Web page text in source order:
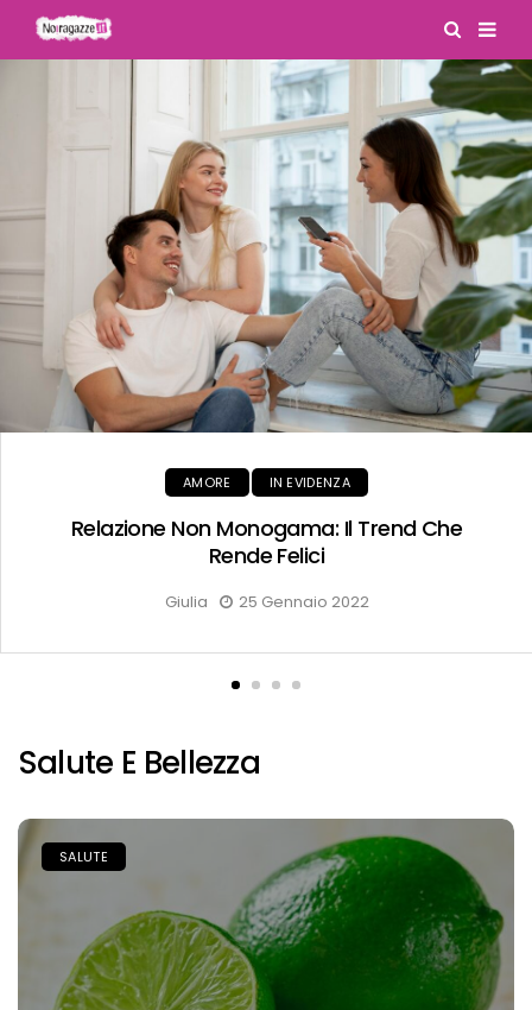
IN EVIDENZA SALUTE
Camminare 30 Minuti Al Giorno: Un
Toccasana
Giulia 9 Maggio 2021
Salute E Bellezza
SALUTE